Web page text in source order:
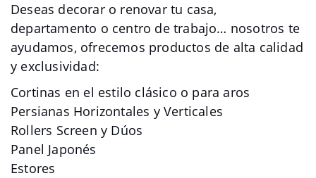
Deseas decorar o renovar tu casa,
departamento o centro de trabajo… nosotros te
ayudamos, ofrecemos productos de alta calidad
y exclusividad:
Cortinas en el estilo clásico o para aros
Persianas Horizontales y Verticales
Rollers Screen y Dúos
Panel Japonés
Estores